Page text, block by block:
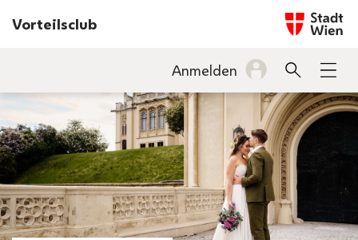
Vorteilsclub Startseite
Anmelden
Suche